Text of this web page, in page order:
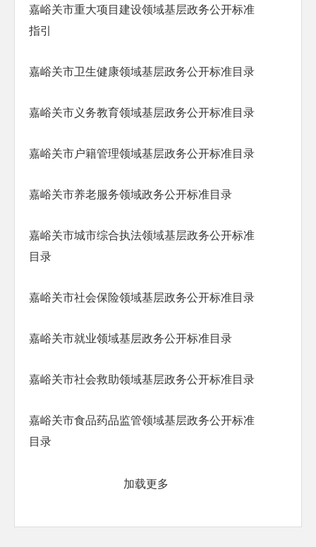
嘉峪关市重大项目建设领域基层政务公开标准
指引
嘉峪关市卫生健康领域基层政务公开标准目录
嘉峪关市义务教育领域基层政务公开标准目录
嘉峪关市户籍管理领域基层政务公开标准目录
嘉峪关市养老服务领域政务公开标准目录
嘉峪关市城市综合执法领域基层政务公开标准
目录
嘉峪关市社会保险领域基层政务公开标准目录
嘉峪关市就业领域基层政务公开标准目录
嘉峪关市社会救助领域基层政务公开标准目录
嘉峪关市食品药品监管领域基层政务公开标准
目录
加载更多